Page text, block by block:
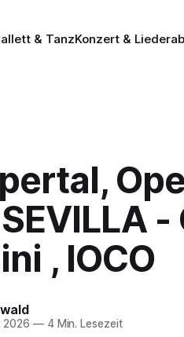
& TanzKonzert &
, IOCO
2026 —4 Min. Lesezeit